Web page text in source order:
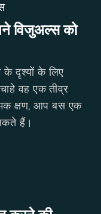
विजुअल्स को
के दृश्यों के लिए
वह एक तीव्र
क्षण, आप बस एक
हैं।